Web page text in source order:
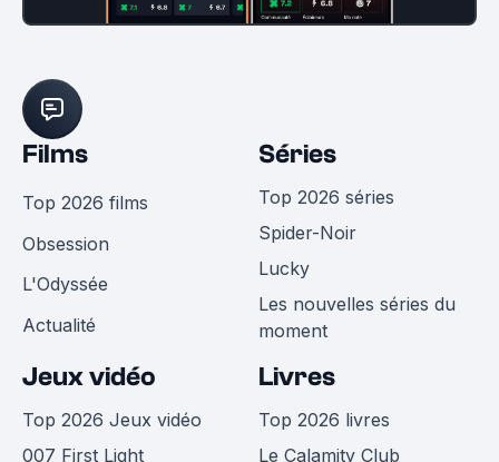
Films
Top 2026 films
Obsession
L'Odyssée
Actualité
Séries
Top 2026 séries
Spider-Noir
Lucky
Les nouvelles séries du
moment
Jeux vidéo
Top 2026 Jeux vidéo
007 First Light
Livres
Top 2026 livres
Le Calamity Club